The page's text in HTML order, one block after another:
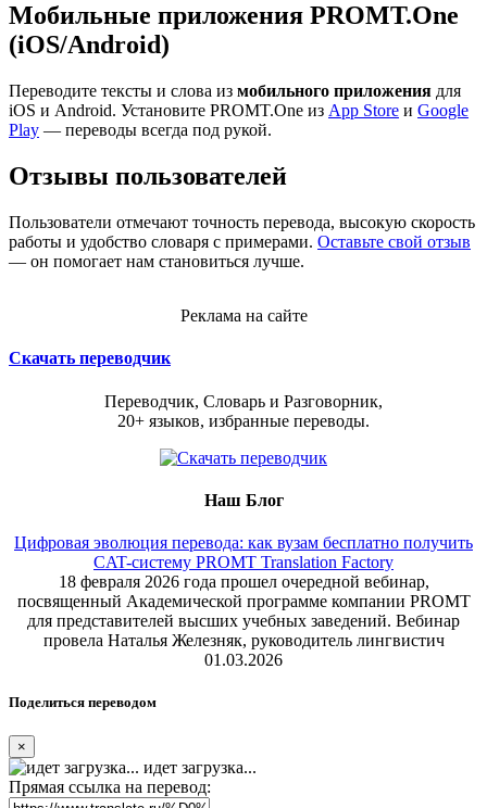
Мобильные приложения PROMT.One
(iOS/Android)
Переводите тексты и слова из мобильного приложения для
iOS и Android. Установите PROMT.One из App Store и Google
Play — переводы всегда под рукой.
Отзывы пользователей
Пользователи отмечают точность перевода, высокую скорость
работы и удобство словаря с примерами. Оставьте свой отзыв
— он помогает нам становиться лучше.
Реклама на сайте
Скачать переводчик
Переводчик, Словарь и Разговорник,
20+ языков, избранные переводы.
Наш Блог
Цифровая эволюция перевода: как вузам бесплатно получить
CAT-систему PROMT Translation Factory
18 февраля 2026 года прошел очередной вебинар,
посвященный Академической программе компании PROMT
для представителей высших учебных заведений. Вебинар
провела Наталья Железняк, руководитель лингвистич
01.03.2026
Поделиться переводом
×
идет загрузка...
Прямая ссылка на перевод: